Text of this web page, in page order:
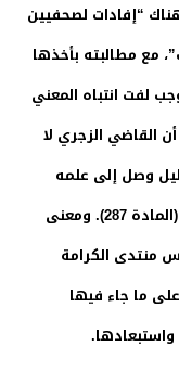
“إفادات لصحفيين
مع مطالبته بأخذها
لفت انتباه المعني
القاضي الزجري لا
وصل إلى علمه
الشخصي دون طرحه للمناقشة في الجلسة (المادة 287). ومعنى
منتدى الكرامة
ما جاء فيها
واستبعادها.